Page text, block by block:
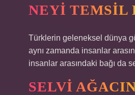
NEYI TEMSIL
Türklerin geleneksel dünya
aynı zamanda insanlar
insanlar arasındaki bağı da
SELVI